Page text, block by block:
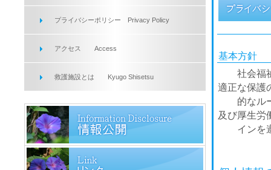
基本方針
社会福祉
適正な保護
的なルー
及び厚生労
インを遵
プライバシーポリシー Privacy Policy
アクセス Access
救護施設とは Kyugo Shisetsu